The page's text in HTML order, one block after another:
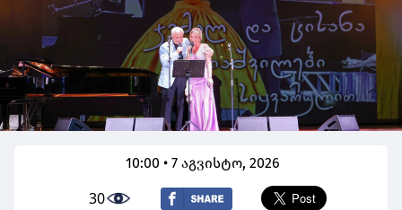
10:00 • 7 აგვისტო, 2026
30